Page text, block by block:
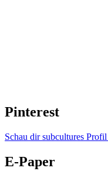
Pinterest
Schau dir subcultures
E-Paper